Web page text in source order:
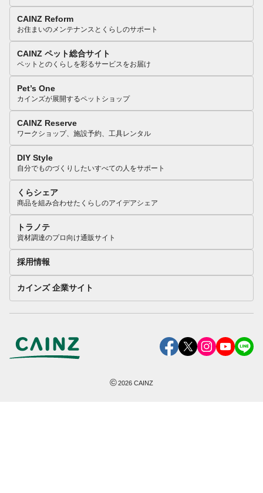
CAINZ Reform
お住まいのメンテナンスとくらしのサポート
CAINZ ペット総合サイト
ペットとのくらしを彩るサービスをお届け
Pet’s One
カインズが展開するペットショップ
CAINZ Reserve
ワークショップ、施設予約、工具レンタル
DIY Style
自分でものづくりしたいすべての人をサポート
くらシェア
商品を組み合わせたくらしのアイデアシェア
トラノテ
資材調達のプロ向け通販サイト
採用情報
カインズ 企業サイト
©2026 CAINZ